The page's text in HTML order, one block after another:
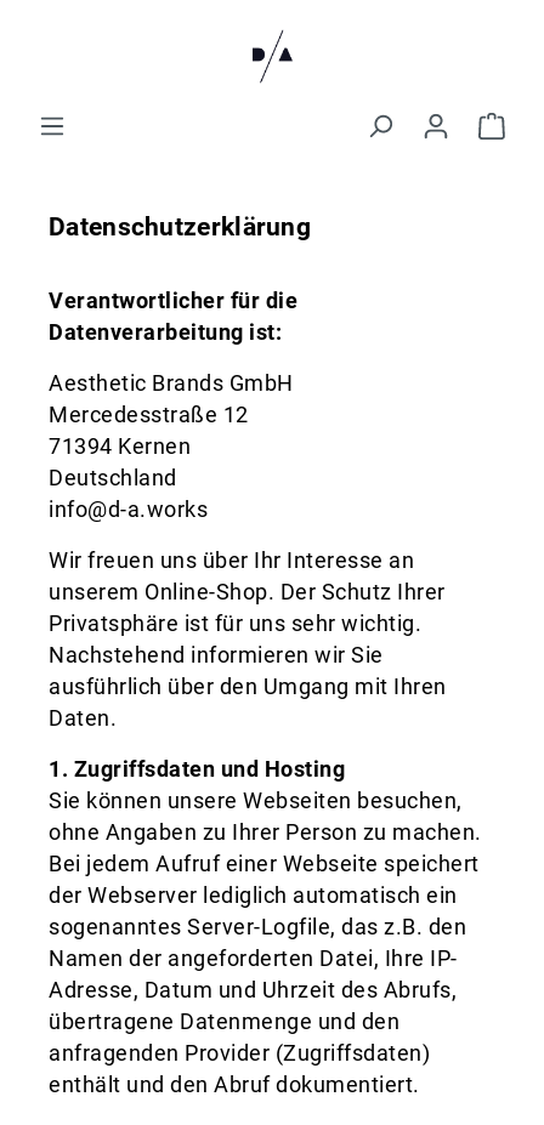
Datenschutzerklärung
Verantwortlicher für die
Datenverarbeitung ist:
Aesthetic Brands GmbH
Mercedesstraße 12
71394 Kernen
Deutschland
info@d-a.works
Wir freuen uns über Ihr Interesse an
unserem Online-Shop. Der Schutz Ihrer
Privatsphäre ist für uns sehr wichtig.
Nachstehend informieren wir Sie
ausführlich über den Umgang mit Ihren
Daten.
1. Zugriffsdaten und Hosting
Sie können unsere Webseiten besuchen,
ohne Angaben zu Ihrer Person zu machen.
Bei jedem Aufruf einer Webseite speichert
der Webserver lediglich automatisch ein
sogenanntes Server-Logfile, das z.B. den
Namen der angeforderten Datei, Ihre IP-
Adresse, Datum und Uhrzeit des Abrufs,
übertragene Datenmenge und den
anfragenden Provider (Zugriffsdaten)
enthält und den Abruf dokumentiert.